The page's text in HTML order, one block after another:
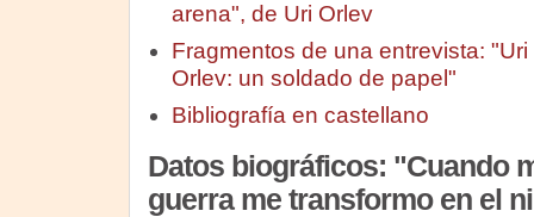
arena", de Uri Orlev
Fragmentos de una entrevista: "Uri
Orlev: un soldado de papel"
Bibliografía en castellano
Datos biográficos: "Cuando
guerra me transformo en el